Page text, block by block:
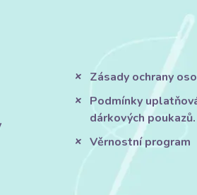
Zásady ochrany
Podmínky
dárkových poukazů.
Věrnostní program